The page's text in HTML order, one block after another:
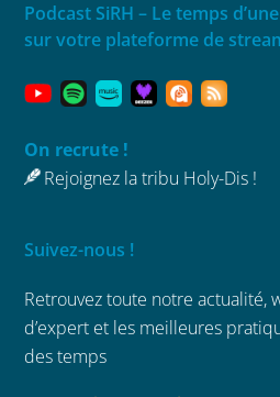
Podcast SiRH – Le temps
sur votre plateforme de
On recrute !
Rejoignez la tribu Holy-Dis !
Suivez-nous !
Retrouvez toute notre actualité,
d’expert et les meilleures
des temps